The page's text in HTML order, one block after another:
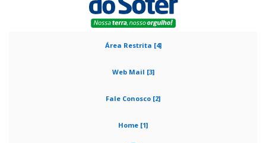
Área Restrita [4]
Web Mail [3]
Fale Conosco [2]
Home [1]